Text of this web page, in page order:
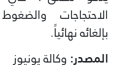
الاحتجاجات
بإلغائه نهائياً.
المصدر: وكالة يونيوز